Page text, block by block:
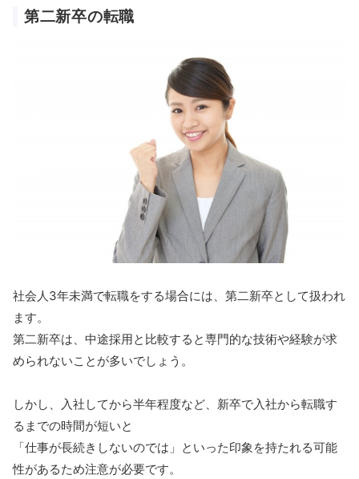
第二新卒の転職
社会人3年未満で転職をする場合には、第二新卒として扱われ
ます。
第二新卒は、中途採用と比較すると専門的な技術や経験が求
められないことが多いでしょう。
しかし、入社してから半年程度など、新卒で入社から転職す
るまでの時間が短いと
「仕事が長続きしないのでは」といった印象を持たれる可能
性があるため注意が必要です。